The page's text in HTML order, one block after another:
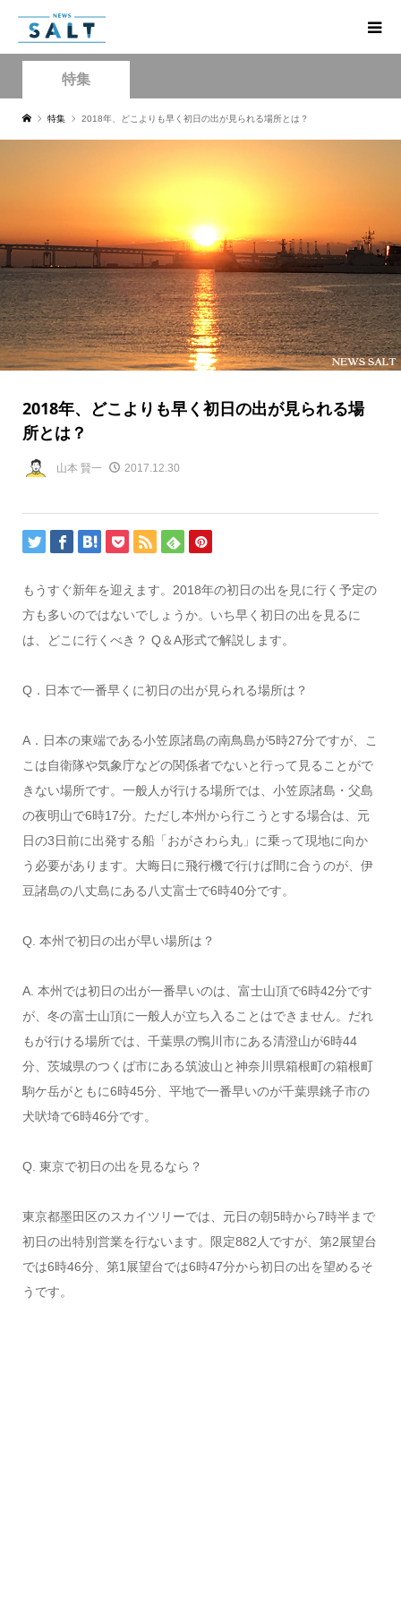
特集
特集 2018年、どこよりも早く初日の出が見られる場所とは？
2018年、どこよりも早く初日の出が見られる場
所とは？
山本 賢一 2017.12.30
もうすぐ新年を迎えます。2018年の初日の出を見に行く予定の
方も多いのではないでしょうか。いち早く初日の出を見るに
は、どこに行くべき？ Q＆A形式で解説します。
Q．日本で一番早くに初日の出が見られる場所は？
A．日本の東端である小笠原諸島の南鳥島が5時27分ですが、こ
こは自衛隊や気象庁などの関係者でないと行って見ることがで
きない場所です。一般人が行ける場所では、小笠原諸島・父島
の夜明山で6時17分。ただし本州から行こうとする場合は、元
日の3日前に出発する船「おがさわら丸」に乗って現地に向か
う必要があります。大晦日に飛行機で行けば間に合うのが、伊
豆諸島の八丈島にある八丈富士で6時40分です。
Q. 本州で初日の出が早い場所は？
A. 本州では初日の出が一番早いのは、富士山頂で6時42分です
が、冬の富士山頂に一般人が立ち入ることはできません。だれ
もが行ける場所では、千葉県の鴨川市にある清澄山が6時44
分、茨城県のつくば市にある筑波山と神奈川県箱根町の箱根町
駒ケ岳がともに6時45分、平地で一番早いのが千葉県銚子市の
犬吠埼で6時46分です。
Q. 東京で初日の出を見るなら？
東京都墨田区のスカイツリーでは、元日の朝5時から7時半まで
初日の出特別営業を行ないます。限定882人ですが、第2展望台
では6時46分、第1展望台では6時47分から初日の出を望めるそ
うです。